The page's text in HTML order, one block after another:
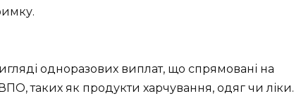
одноразових виплат, що спрямовані на
таких як продукти харчування, одяг чи ліки.